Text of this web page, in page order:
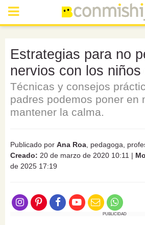
Estrategias para no
nervios con los
Técnicas y consejos
padres podemos poner en
mantener la calma.
Publicado por Ana Roa , pedagoga,
Creado: 20 de marzo de 2020 10:11 |
de 2025 17:19
PUBLICIDAD